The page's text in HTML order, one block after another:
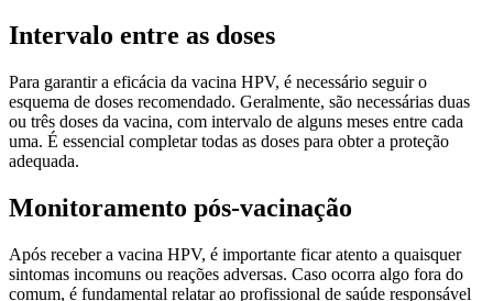
Intervalo entre as doses
Para garantir a eficácia da vacina HPV, é necessário seguir o
esquema de doses recomendado. Geralmente, são necessárias duas
ou três doses da vacina, com intervalo de alguns meses entre cada
uma. É essencial completar todas as doses para obter a proteção
adequada.
Monitoramento pós-vacinação
Após receber a vacina HPV, é importante ficar atento a quaisquer
sintomas incomuns ou reações adversas. Caso ocorra algo fora do
comum, é fundamental relatar ao profissional de saúde responsável